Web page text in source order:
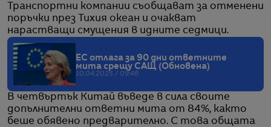
Транспортни компании съобщават за отменени
поръчки през Тихия океан и очакват
нарастващи смущения в идните седмици.
ЕС отлага за 90 дни ответните
мита срещу САЩ (Обновена)
10.04.2025 / 09:46
В четвъртък Китай въведе в сила своите
допълнителни ответни мита от 84%, както
беше обявено предварително. С това общата